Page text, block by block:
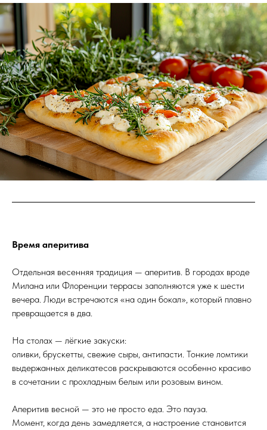
Время аперитива
Отдельная весенняя традиция — аперитив. В городах вроде
Милана или Флоренции террасы заполняются уже к шести
вечера. Люди встречаются «на один бокал», который плавно
превращается в два.
На столах — лёгкие закуски:
оливки, брускетты, свежие сыры, антипасти. Тонкие ломтики
выдержанных деликатесов раскрываются особенно красиво
в сочетании с прохладным белым или розовым вином.
Аперитив весной — это не просто еда. Это пауза.
Момент, когда день замедляется, а настроение становится